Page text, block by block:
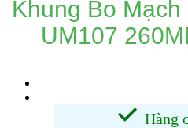
Khung Bo
UM107
Hàng